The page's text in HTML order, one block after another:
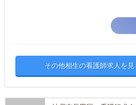
その他相生の看護師求人を